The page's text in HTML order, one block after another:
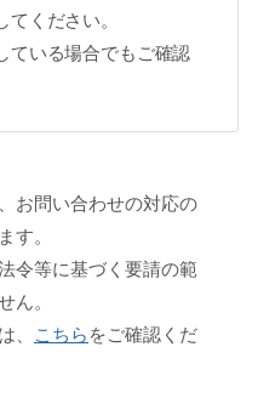
ください。
ている場合でもご確認
お問い合わせの対応の
す。
令等に基づく要請の範
ん。
、
こちら をご確認くだ